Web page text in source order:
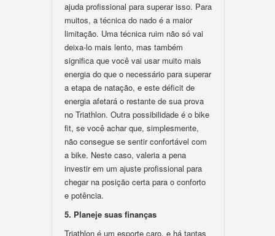
ajuda profissional para superar isso. Para
muitos, a técnica do nado é a maior
limitação. Uma técnica ruim não só vai
deixa-lo mais lento, mas também
significa que você vai usar muito mais
energia do que o necessário para superar
a etapa de natação, e este déficit de
energia afetará o restante de sua prova
no Triathlon. Outra possibilidade é o bike
fit, se você achar que, simplesmente,
não consegue se sentir confortável com
a bike. Neste caso, valeria a pena
investir em um ajuste profissional para
chegar na posição certa para o conforto
e potência.
5. Planeje suas finanças
Triathlon é um esporte caro, e há tantas